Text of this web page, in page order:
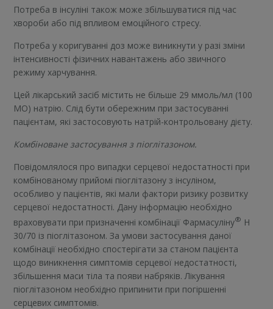
Потреба в інсуліні також може збільшуватися під час
хвороби або під впливом емоційного стресу.
Потреба у коригуванні доз може виникнути у разі зміни
інтенсивності фізичних навантажень або звичного
режиму харчування.
Цей лікарський засіб містить не більше 29 ммоль/мл (100
МО) натрію. Слід бути обережним при застосуванні
пацієнтам, які застосовують натрій-контрольовану дієту.
Комбіноване застосування з піоглітазоном.
Повідомлялося про випадки серцевої недостатності при
комбінованому прийомі піоглітазону з інсуліном,
особливо у пацієнтів, які мали фактори ризику розвитку
серцевої недостатності. Дану інформацію необхідно
враховувати при призначенні комбінації Фармасуліну® H
30/70 із піоглітазоном. За умови застосування даної
комбінації необхідно спостерігати за станом пацієнта
щодо виникнення симптомів серцевої недостатності,
збільшення маси тіла та появи набряків. Лікування
піоглітазоном необхідно припинити при погіршенні
серцевих симптомів.